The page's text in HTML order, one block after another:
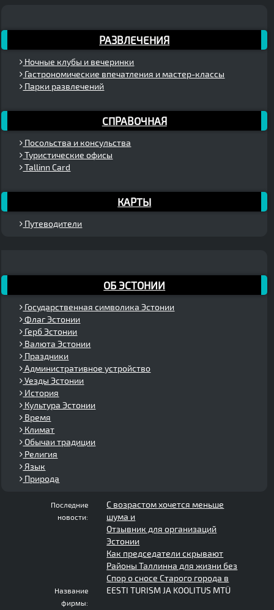
РАЗВЛЕЧЕНИЯ
Ночные клубы и вечеринки
Гастрономические впечатления и мастер-классы
Парки развлечений
СПРАВОЧНАЯ
Посольства и консульства
Туристические офисы
Tallinn Card
КАРТЫ
Путеводители
ОБ ЭСТОНИИ
Государственная символика Эстонии
Флаг Эстонии
Герб Эстонии
Валюта Эстонии
Праздники
Административное устройство
Уезды Эстонии
История
Культура Эстонии
Время
Климат
Обычаи традиции
Религия
Язык
Природа
Последние
новости:
С возрастом хочется меньше
шума и
Отзывник для организаций
Эстонии
Как председатели скрывают
Районы Таллинна для жизни без
Спор о сносе Старого города в
Название
фирмы:
EESTI TURISM JA KOOLITUS MTÜ